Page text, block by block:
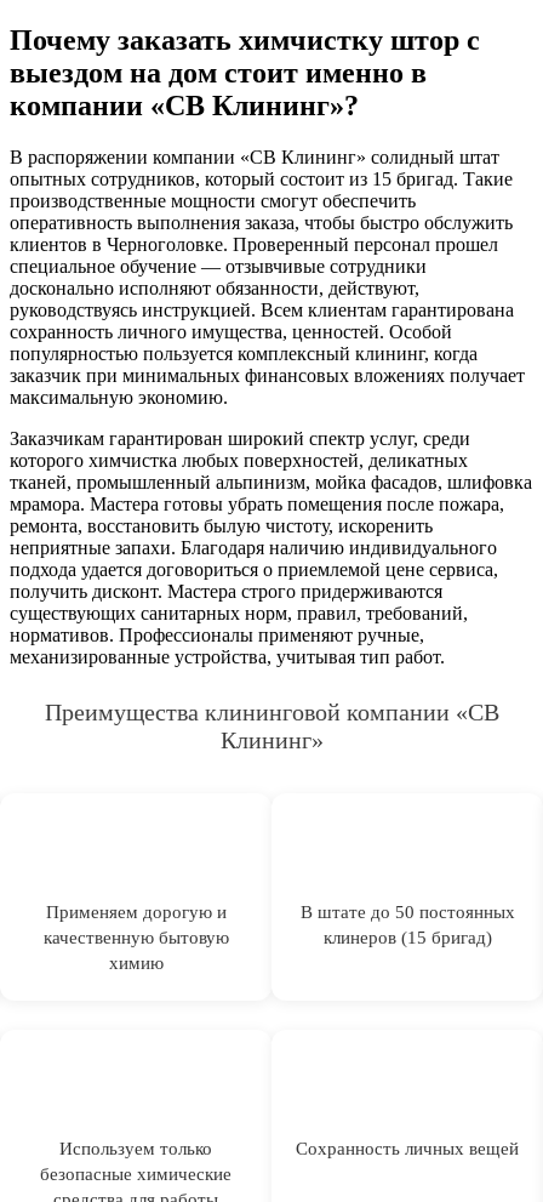
Почему заказать химчистку штор с
выездом на дом стоит именно в
компании «СВ Клининг»?
В распоряжении компании «СВ Клининг» солидный штат
опытных сотрудников, который состоит из 15 бригад. Такие
производственные мощности смогут обеспечить
оперативность выполнения заказа, чтобы быстро обслужить
клиентов в Черноголовке. Проверенный персонал прошел
специальное обучение — отзывчивые сотрудники
досконально исполняют обязанности, действуют,
руководствуясь инструкцией. Всем клиентам гарантирована
сохранность личного имущества, ценностей. Особой
популярностью пользуется комплексный клининг, когда
заказчик при минимальных финансовых вложениях получает
максимальную экономию.
Заказчикам гарантирован широкий спектр услуг, среди
которого химчистка любых поверхностей, деликатных
тканей, промышленный альпинизм, мойка фасадов, шлифовка
мрамора. Мастера готовы убрать помещения после пожара,
ремонта, восстановить былую чистоту, искоренить
неприятные запахи. Благодаря наличию индивидуального
подхода удается договориться о приемлемой цене сервиса,
получить дисконт. Мастера строго придерживаются
существующих санитарных норм, правил, требований,
нормативов. Профессионалы применяют ручные,
механизированные устройства, учитывая тип работ.
Преимущества клининговой компании «СВ
Клининг»
Применяем дорогую и
качественную бытовую
химию
В штате до 50 постоянных
клинеров (15 бригад)
Используем только
безопасные химические
Сохранность личных вещей